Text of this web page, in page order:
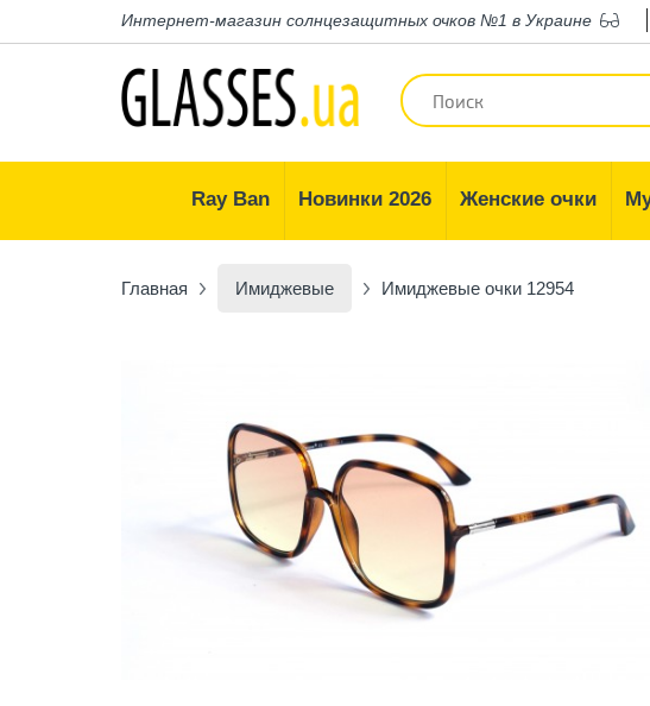
Интернет-магазин солнцезащитных очков №1 в Украине
Ray Ban Новинки 2026 Женские очки
Главная Имиджевые Имиджевые очки 12954